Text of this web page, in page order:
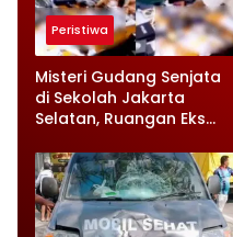
Peristiwa
Misteri Gudang Senjata
di Sekolah Jakarta
Selatan, Ruangan Eks
Sorotan